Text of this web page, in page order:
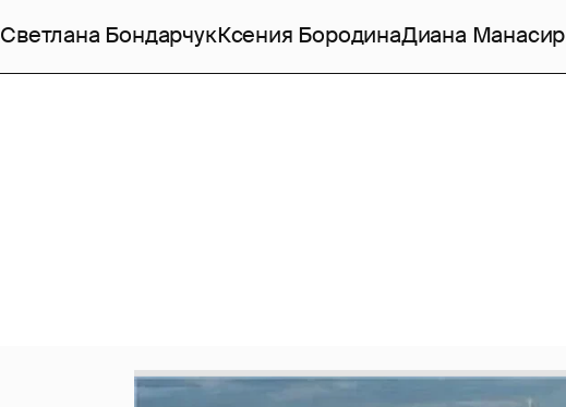
Светлана БондарчукКсения БородинаДиана Манасир